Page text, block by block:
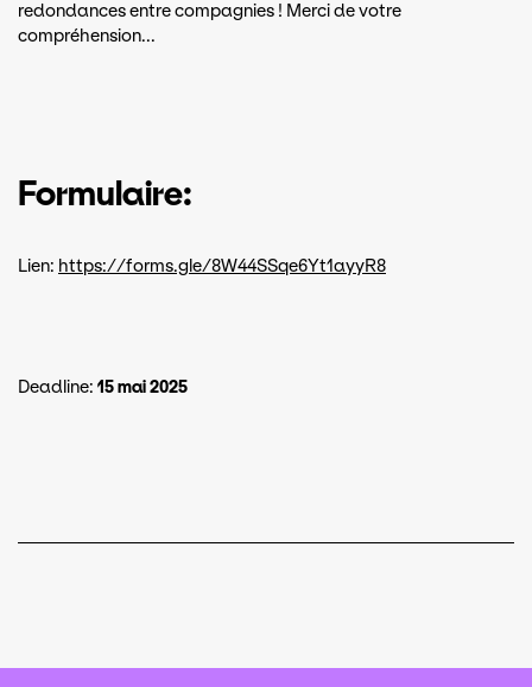
redondances entre compagnies ! Merci de votre
compréhension...
Formulaire:
Lien: https://forms.gle/8W44SSqe6Yt1ayyR8
Deadline: 15 mai 2025